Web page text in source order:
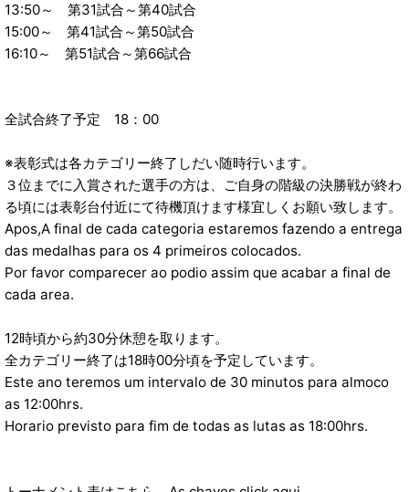
13:50～ 第31試合～第40試合
15:00～ 第41試合～第50試合
16:10～ 第51試合～第66試合
全試合終了予定 18：00
※表彰式は各カテゴリー終了しだい随時行います。
３位までに入賞された選手の方は、ご自身の階級の決勝戦が終わ
る頃には表彰台付近にて待機頂けます様宜しくお願い致します。
Apos,A final de cada categoria estaremos fazendo a entrega
das medalhas para os 4 primeiros colocados.
Por favor comparecer ao podio assim que acabar a final de
cada area.
12時頃から約30分休憩を取ります。
全カテゴリー終了は18時00分頃を予定しています。
Este ano teremos um intervalo de 30 minutos para almoco
as 12:00hrs.
Horario previsto para fim de todas as lutas as 18:00hrs.